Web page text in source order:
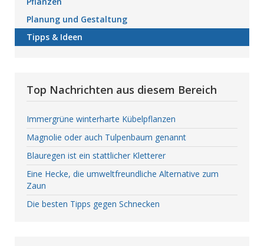
Planung und Gestaltung
Tipps & Ideen
Top Nachrichten aus diesem Bereich
Immergrüne winterharte Kübelpflanzen
Magnolie oder auch Tulpenbaum genannt
Blauregen ist ein stattlicher Kletterer
Eine Hecke, die umweltfreundliche Alternative zum
Zaun
Die besten Tipps gegen Schnecken